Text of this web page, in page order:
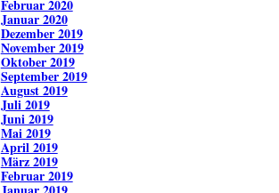
Februar 2020
Januar 2020
Dezember 2019
November 2019
Oktober 2019
September 2019
August 2019
Juli 2019
Juni 2019
Mai 2019
April 2019
März 2019
Februar 2019